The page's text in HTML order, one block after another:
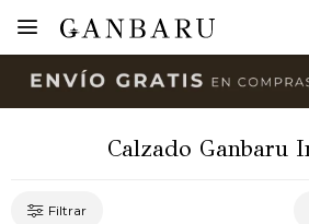

Calzado Ganbaru